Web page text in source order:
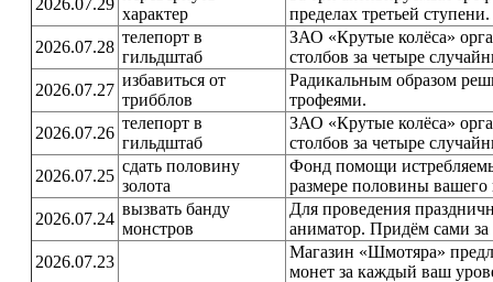
характер
пределах третьей ступени.
2026.07.28
телепорт в
гильдштаб
ЗАО «Крутые колёса»
столбов за четыре
2026.07.27
избавиться от
трибблов
Радикальным образом
трофеями.
2026.07.26
телепорт в
гильдштаб
ЗАО «Крутые колёса»
столбов за четыре
2026.07.25
сдать половину
золота
Фонд помощи
размере половины вашего
2026.07.24
вызвать банду
монстров
Для проведения
аниматор. Придём сами за
2026.07.23
Магазин «Шмотяра»
монет за каждый ваш